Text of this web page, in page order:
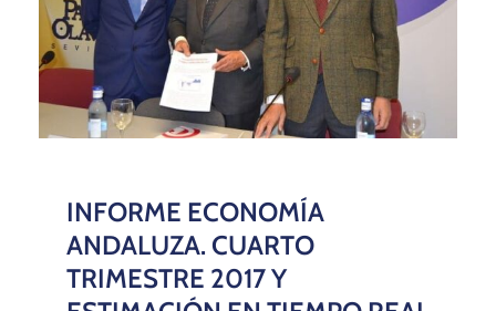
INFORME ECONOMÍA
ANDALUZA. CUARTO
TRIMESTRE 2017 Y